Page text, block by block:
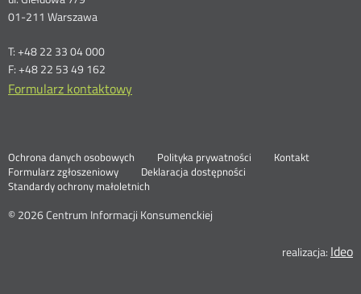
kontaktowe
01-211 Warszawa
T: +48 22 33 04 000
F: +48 22 53 49 162
Formularz kontaktowy
Ochrona danych osobowych Polityka prywatności
Kontakt
Formularz zgłoszeniowy
Nowa
karta
Deklaracja dostępności
Standardy ochrony małoletnich
© 2026 Centrum Informacji Konsumenckiej
realizacja: Ideo